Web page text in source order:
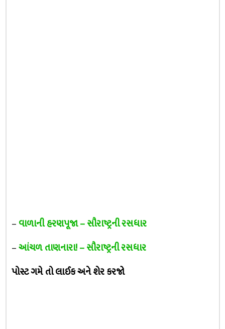
–વાળાની હરણપૂજા – સૌરાષ્ટ્રની રસધાર
–આંચળ તાણનારા! – સૌરાષ્ટ્રની રસધાર
પોસ્ટ ગમે તો લાઈક અને શેર કરજો